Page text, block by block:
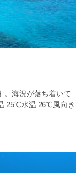
。海況が落ち着いて
25℃水温 26℃風向き